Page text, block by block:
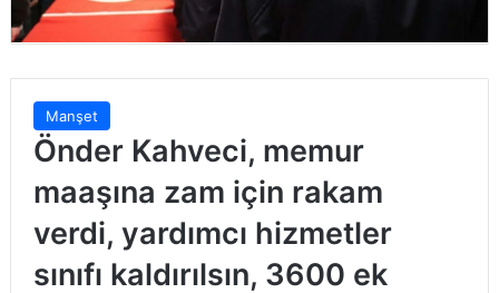
Manşet
Önder Kahveci, memur
maaşına zam için rakam
verdi, yardımcı hizmetler
sınıfı kaldırılsın, 3600 ek